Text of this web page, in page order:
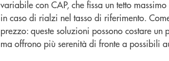
variabile con CAP, che fissa un tetto
in caso di rialzi nel tasso di riferimento.
prezzo: queste soluzioni possono costare
ma offrono più serenità di fronte a possibili